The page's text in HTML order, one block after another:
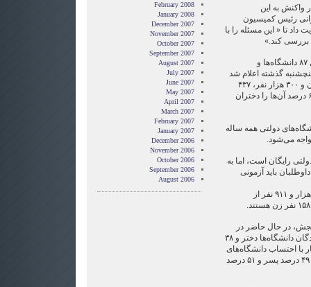
واکنش‌ به این
رئیس کمیسیون
تا « این مسئله را با
کند.»
نتایج نهایی آزمون سراسری سال ۸۷ دانشگاه‌ها و
گذشته اعلام شد
که براساس آن از میان یک میلیون و ۳۰۰ هزار نفر، ۴۳۷
هزار و ۶۹ نفر پذیرفته شدند كه ۶۴ درصد آن‌ها را دختران
دولتی همه ساله
می‌شود.
رایگان است، اما به
باید آزمونی
در آزمون سراسری امسال، ۱۵۸ هزار و ۹۱۱ نفر از
در حال حاضر در
مجموع حدود ۶۲ درصد پذیرفته‌شدگان دانشگاه‌ها دختر و ۳۸
با احتساب دانشگاه‌های
آزاد، فراگیر و علمی كاربردی، به ۴۹ درصد پسر و ۵۱ درصد
February 2008
January 2008
December 2007
November 2007
October 2007
September 2007
August 2007
July 2007
June 2007
May 2007
April 2007
March 2007
February 2007
January 2007
December 2006
November 2006
October 2006
September 2006
August 2006